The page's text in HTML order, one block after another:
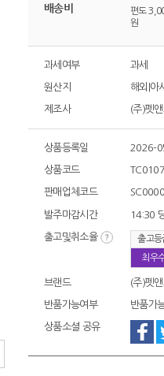
배송비
편도
원
과세여부 과세
원산지 해외|아
제조사 (주)펫
상품등록일 2026-
상품코드
판매업체코드
발주마감시간 14:30
출고및취소율 출고등
최우
브랜드 (주)펫
반품가능여부 반품가
상품소셜 공유